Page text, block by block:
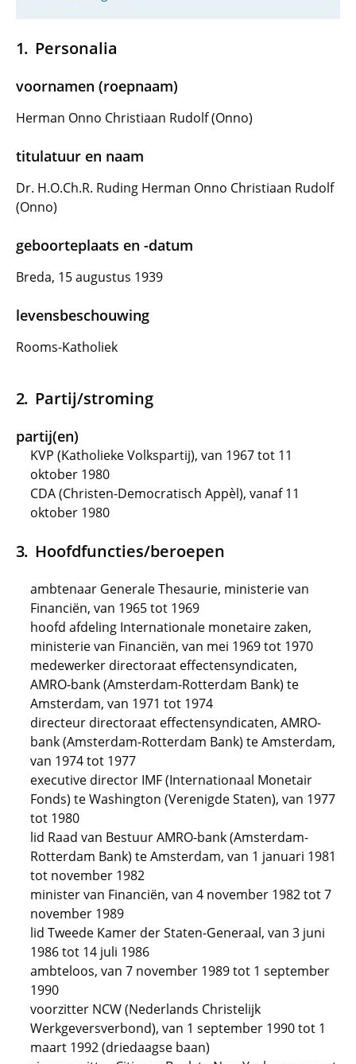
Personalia
voornamen (roepnaam)
Herman Onno Christiaan Rudolf (Onno)
titulatuur en naam
Dr. H.O.Ch.R. Ruding Herman Onno Christiaan Rudolf
(Onno)
geboorteplaats en -datum
Breda, 15 augustus 1939
levensbeschouwing
Rooms-Katholiek
Partij/stroming
partij(en)
KVP (Katholieke Volkspartij), van 1967 tot 11
oktober 1980
CDA (Christen-Democratisch Appèl), vanaf 11
oktober 1980
Hoofdfuncties/beroepen
ambtenaar Generale Thesaurie, ministerie van
Financiën, van 1965 tot 1969
hoofd afdeling Internationale monetaire zaken,
ministerie van Financiën, van mei 1969 tot 1970
medewerker directoraat effectensyndicaten,
AMRO-bank (Amsterdam-Rotterdam Bank) te
Amsterdam, van 1971 tot 1974
directeur directoraat effectensyndicaten, AMRO-
bank (Amsterdam-Rotterdam Bank) te Amsterdam,
van 1974 tot 1977
executive director IMF (Internationaal Monetair
Fonds) te Washington (Verenigde Staten), van 1977
tot 1980
lid Raad van Bestuur AMRO-bank (Amsterdam-
Rotterdam Bank) te Amsterdam, van 1 januari 1981
tot november 1982
minister van Financiën, van 4 november 1982 tot 7
november 1989
lid Tweede Kamer der Staten-Generaal, van 3 juni
1986 tot 14 juli 1986
ambteloos, van 7 november 1989 tot 1 september
1990
voorzitter NCW (Nederlands Christelijk
Werkgeversverbond), van 1 september 1990 tot 1
maart 1992 (driedaagse baan)